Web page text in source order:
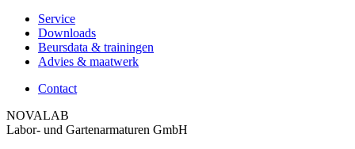
Service
Downloads
Beursdata & trainingen
Advies & maatwerk
Contact
NOVALAB
Labor- und Gartenarmaturen GmbH